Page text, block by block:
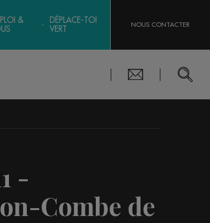
&
DÉPLACE-TOI
VERT
NOUS CONTACTER
-
Combe de